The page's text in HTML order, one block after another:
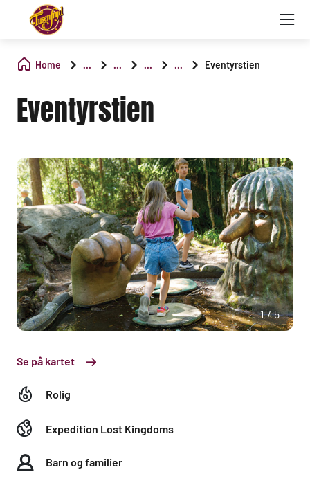
Home ... ... ... ... Eventyrstien
Eventyrstien
1/5
Se på kartet
Rolig
Expedition Lost Kingdoms
Barn og familier